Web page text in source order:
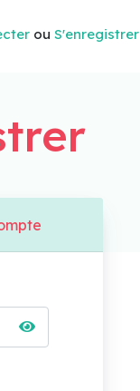
ou S'enregistrer